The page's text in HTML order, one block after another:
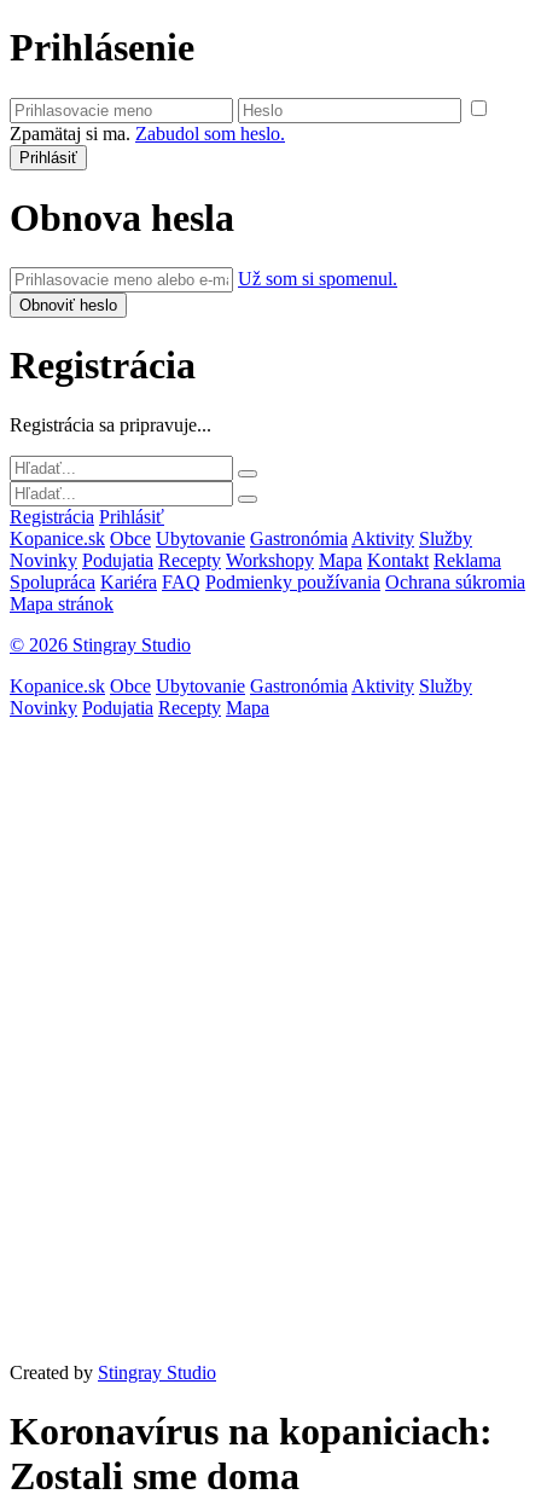
Prihlásenie
Zpamätaj si ma. Zabudol som heslo.
Obnova hesla
Už som si spomenul.
Registrácia
Registrácia sa pripravuje...
Registrácia Prihlásiť
Kopanice.sk Obce Ubytovanie Gastronómia Aktivity Služby
Novinky Podujatia Recepty Workshopy Mapa Kontakt Reklama
Spolupráca Kariéra FAQ Podmienky používania Ochrana súkromia
Mapa stránok
© 2026 Stingray Studio
Kopanice.sk Obce Ubytovanie Gastronómia Aktivity Služby
Novinky Podujatia Recepty Mapa
Created by Stingray Studio
Koronavírus na kopaniciach:
Zostali sme doma